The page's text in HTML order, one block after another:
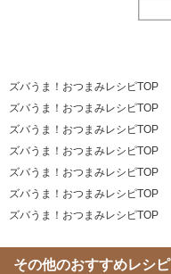
ズバうま！おつまみレシピTOP
ズバうま！おつまみレシピTOP
ズバうま！おつまみレシピTOP
ズバうま！おつまみレシピTOP
ズバうま！おつまみレシピTOP
ズバうま！おつまみレシピTOP
ズバうま！おつまみレシピTOP
その他のおすすめレシピ